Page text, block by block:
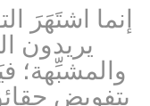
إنما اشتَهَرَ
يريدون
والمشبِّهة؛
بتفويضِ